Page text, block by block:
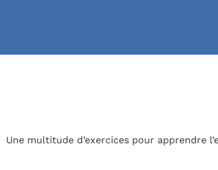
Une multitude d’exercices pour apprendre